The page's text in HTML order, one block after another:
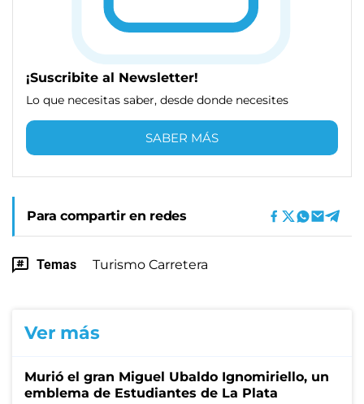
¡Suscribite al Newsletter!
Lo que necesitas saber, desde donde necesites
SABER MÁS
Para compartir en redes
Temas Turismo Carretera
Ver más
Murió el gran Miguel Ubaldo Ignomiriello, un
emblema de Estudiantes de La Plata